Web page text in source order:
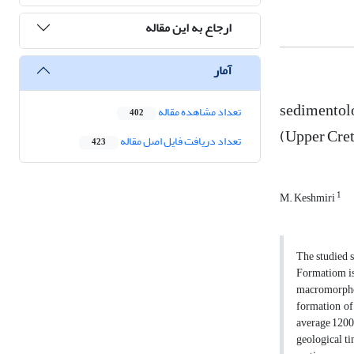
(Upper
M. Keshmiri1
The studied
Formatiom
formation
average
geological
ارجاع به این مقاله
آمار
تعداد مشاهده مقاله 402
تعداد دریافت فایل اصل مقاله 423